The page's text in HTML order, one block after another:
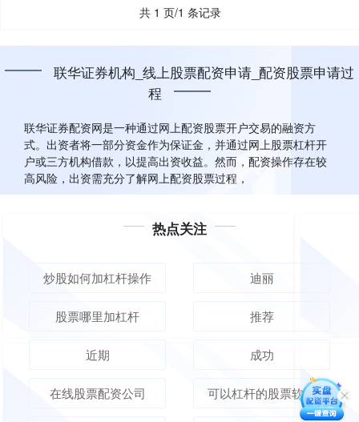
共 1 页/1 条记录
联华证券机构_线上股票配资申请_配资股票申请过
程
联华证券配资网是一种通过网上配资股票开户交易的融资方
式。出资者将一部分资金作为保证金，并通过网上股票杠杆开
户或三方机构借款，以提高出资收益。然而，配资操作存在较
高风险，出资需充分了解网上配资股票过程，
热点关注
炒股如何加杠杆操作 迪丽
股票哪里加杠杆 推荐
近期 成功
在线股票配资公司 可以杠杆的股票软件